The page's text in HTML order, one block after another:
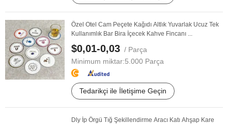
Özel Otel Cam Peçete Kağıdı Altlık Yuvarlak Ucuz Tek
Kullanımlık Bar Bira İçecek Kahve Fincanı ...
$0,01-0,03 / Parça
Minimum miktar:5.000 Parça
Tedarikçi ile İletişime Geçin
Dly İp Örgü Tığ Şekillendirme Aracı Katı Ahşap Kare